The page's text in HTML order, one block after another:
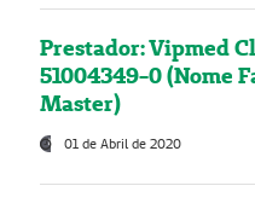
Prestador: Vipmed
51004349-0 (Nome
Master)
01 de Abril de 2020